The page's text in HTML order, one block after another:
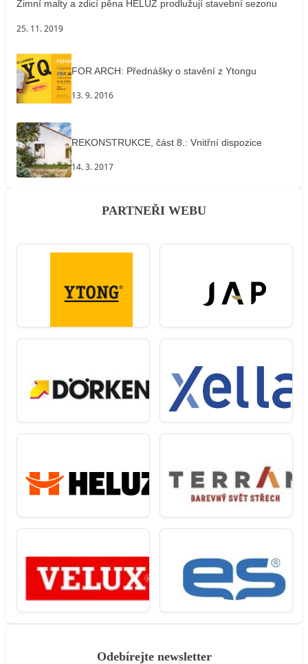
Zimní malty a zdicí pěna HELUZ prodlužují stavební sezonu
25. 11. 2019
FOR ARCH: Přednášky o stavění z Ytongu
13. 9. 2016
REKONSTRUKCE, část 8.: Vnitřní dispozice
14. 3. 2017
PARTNEŘI WEBU
Odebírejte newsletter